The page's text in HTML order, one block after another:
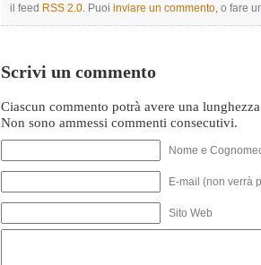
il feed RSS 2.0. Puoi inviare un commento, o fare
Scrivi un commento
Ciascun commento potrà avere una
Non sono ammessi commenti consecutivi.
Nome e
E-mail (non verrà
Sito Web